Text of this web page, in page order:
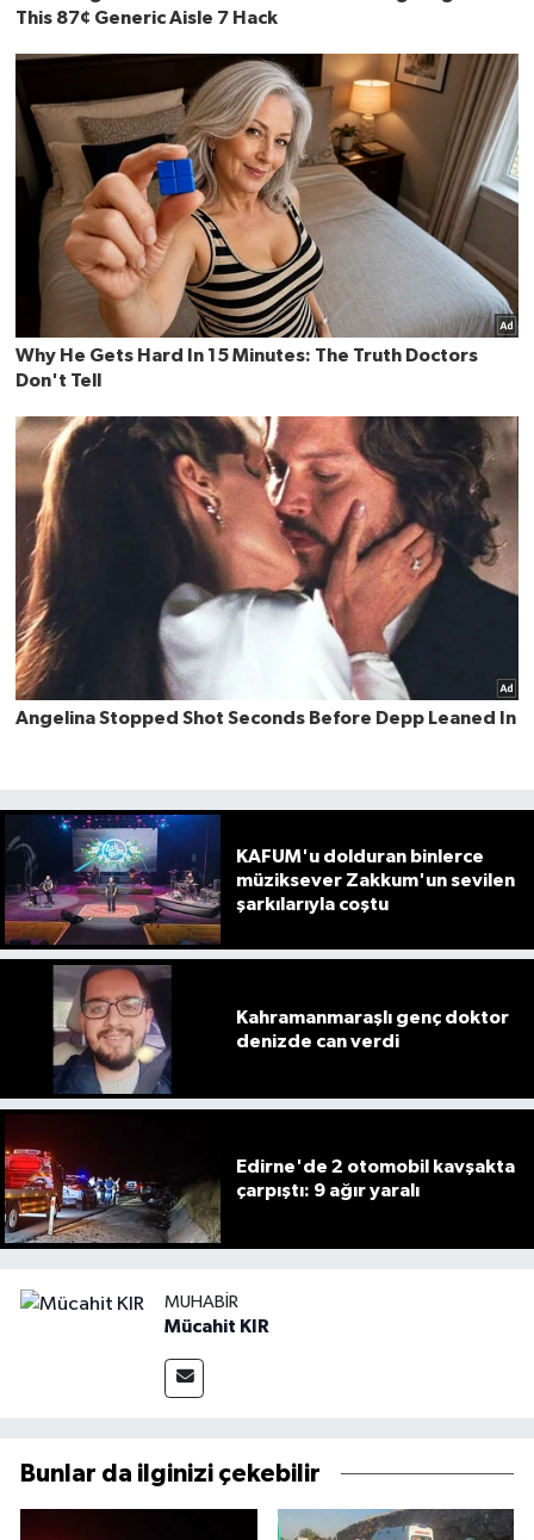
KAFUM'u dolduran binlerce
müziksever Zakkum'un sevilen
şarkılarıyla coştu
Kahramanmaraşlı genç doktor
denizde can verdi
Edirne'de 2 otomobil kavşakta
çarpıştı: 9 ağır yaralı
MUHABIR
Mücahit KIR
Bunlar da ilginizi çekebilir